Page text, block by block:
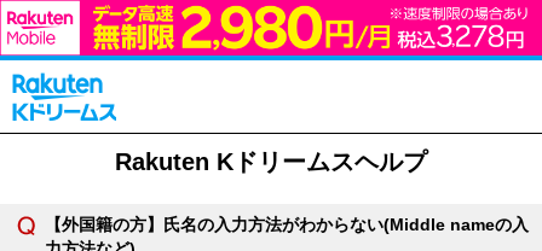
Rakuten Kドリームスヘルプ
【外国籍の方】氏名の入力方法がわからない(Middle nameの入